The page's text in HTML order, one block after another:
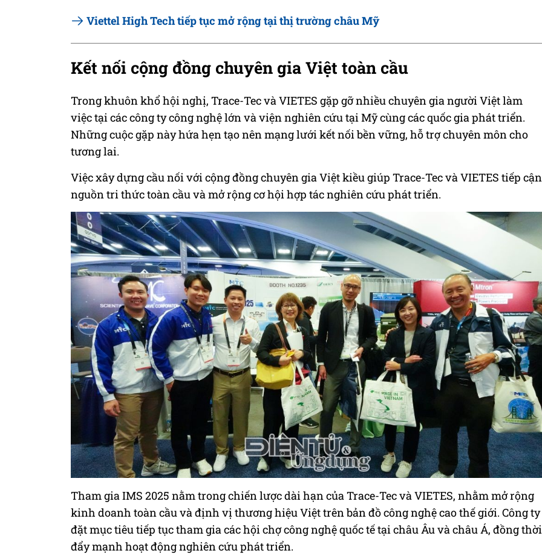
Viettel High Tech tiếp tục mở rộng tại thị trường châu Mỹ
Kết nối cộng đồng chuyên gia Việt toàn cầu
Trong khuôn khổ hội nghị, Trace-Tec và VIETES gặp gỡ nhiều chuyên gia người Việt làm
việc tại các công ty công nghệ lớn và viện nghiên cứu tại Mỹ cùng các quốc gia phát triển.
Những cuộc gặp này hứa hẹn tạo nên mạng lưới kết nối bền vững, hỗ trợ chuyên môn cho
tương lai.
Việc xây dựng cầu nối với cộng đồng chuyên gia Việt kiều giúp Trace-Tec và VIETES tiếp cận
nguồn tri thức toàn cầu và mở rộng cơ hội hợp tác nghiên cứu phát triển.
Tham gia IMS 2025 nằm trong chiến lược dài hạn của Trace-Tec và VIETES, nhằm mở rộng
kinh doanh toàn cầu và định vị thương hiệu Việt trên bản đồ công nghệ cao thế giới. Công ty
đặt mục tiêu tiếp tục tham gia các hội chợ công nghệ quốc tế tại châu Âu và châu Á, đồng thời
đẩy mạnh hoạt động nghiên cứu phát triển.